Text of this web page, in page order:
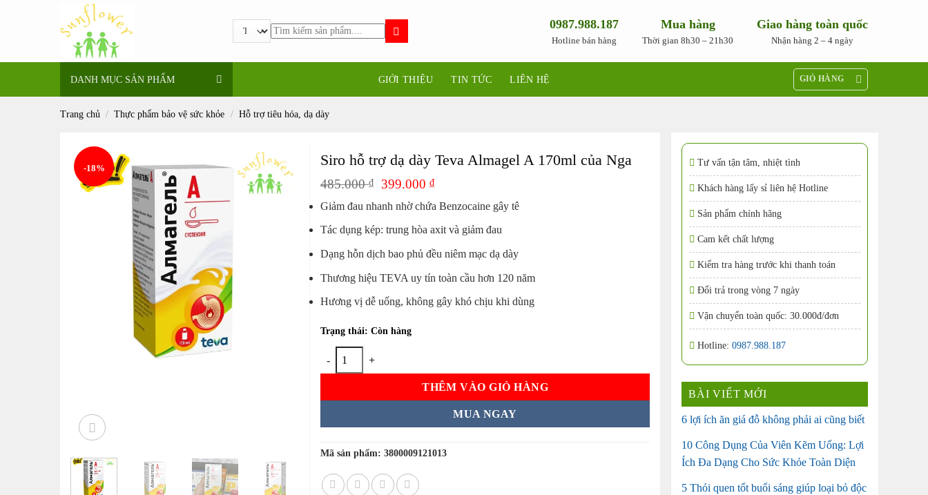
dung
Tìm
kiếm:
0987.988.187
Hotline bán hàng
Mua hàng
Thời gian 8h30 – 21h30
Giao hàng toàn quốc
Nhận hàng 2 – 4 ngày
DANH MỤC SẢN PHẨM GIỚI THIỆU TIN TỨC LIÊN HỆ GIỎ HÀNG
Trang chủ / Thực phẩm bảo vệ sức khỏe / Hỗ trợ tiêu hóa, dạ dày
Tư vấn tận tâm, nhiệt tình
Khách hàng lấy sỉ liên hệ Hotline
Sản phẩm chính hãng
Cam kết chất lượng
Kiểm tra hàng trước khi thanh toán
Đổi trả trong vòng 7 ngày
Vận chuyển toàn quốc: 30.000đ/đơn
Hotline: 0987.988.187
BÀI VIẾT MỚI
6 lợi ích ăn giá đỗ không phải ai cũng biết
10 Công Dụng Của Viên Kẽm Uống: Lợi
Ích Đa Dạng Cho Sức Khỏe Toàn Diện
5 Thói quen tốt buổi sáng giúp loại bỏ độc
-18% Siro hỗ trợ dạ dày Teva Almagel A 170ml của Nga
485.000₫
Giá
là:
485.000 ₫.
399.000 ₫Giá
tại
là:
399.000 ₫.
Giảm đau nhanh nhờ chứa Benzocaine gây tê
Tác dụng kép: trung hòa axit và giảm đau
Dạng hỗn dịch bao phủ đều niêm mạc dạ dày
Thương hiệu TEVA uy tín toàn cầu hơn 120 năm
Hương vị dễ uống, không gây khó chịu khi dùng
Trạng thái: Còn hàng
Siro hỗ trợ dạ dày Teva Almagel A 170ml của Nga số lượng
THÊM VÀO GIỎ HÀNG
MUA NGAY
Mã sản phẩm:3800009121013